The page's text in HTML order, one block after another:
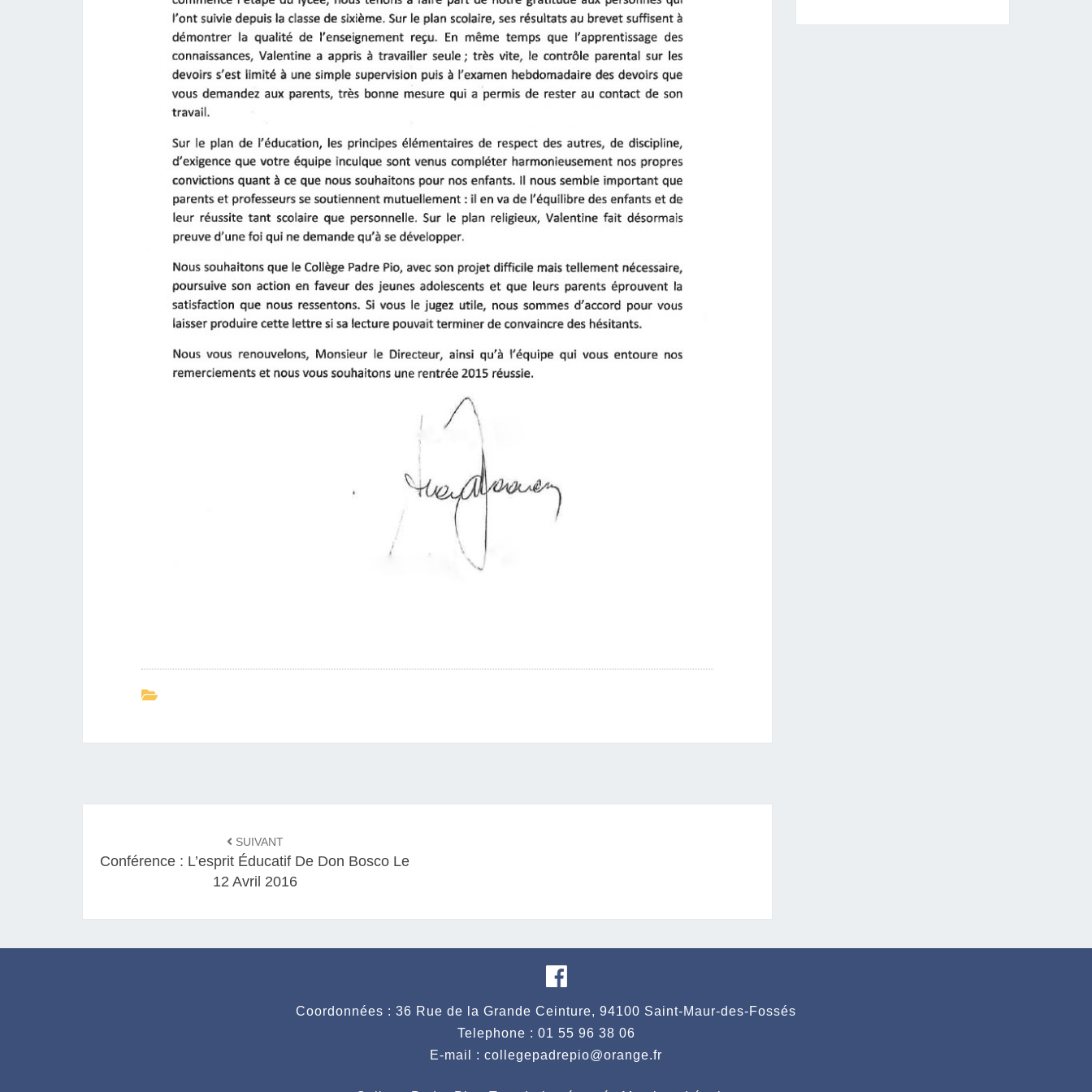
E
D
E
P
A
N
T
S
D
’
É
L
È
V
E
S
d'article
SUIVANT
Conférence : L’esprit Éducatif De Don Bosco Le
12 Avril 2016
Coordonnées : 36 Rue de la Grande Ceinture, 94100 Saint-Maur-des-Fossés
Telephone : 01 55 96 38 06
E-mail : collegepadrepio@orange.fr